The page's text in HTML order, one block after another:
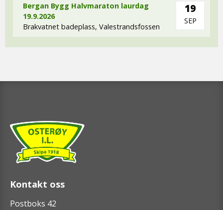
Bergan Bygg Halvmaraton laurdag
19.9.2026
Brakvatnet badeplass, Valestrandsfossen
19
SEP
Kontakt oss
Postboks 42